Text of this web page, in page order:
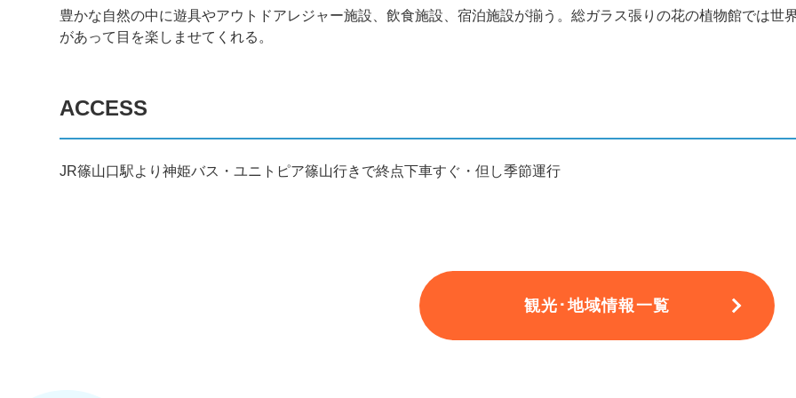
豊かな自然の中に遊具やアウトドアレジャー施設、飲食施設、宿泊施設が揃う。総ガラス張りの花の植物館では世
があって目を楽しませてくれる。
ACCESS
JR篠山口駅より神姫バス・ユニトピア篠山行きで終点下車すぐ・但し季節運行
観光･地域情報一覧